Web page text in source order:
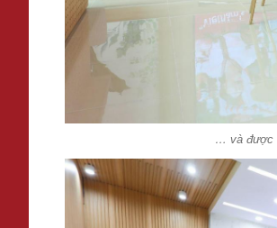
… và được